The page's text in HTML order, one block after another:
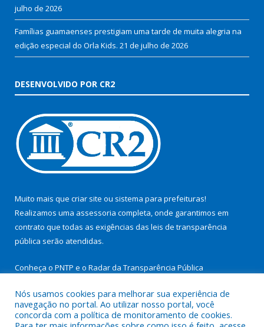
julho de 2026
Famílias guamaenses prestigiam uma tarde de muita alegria na
edição especial do Orla Kids. 21 de julho de 2026
DESENVOLVIDO POR CR2
Muito mais que criar site ou sistema para prefeituras!
Realizamos uma assessoria completa, onde garantimos em
contrato que todas as exigências das leis de transparência
pública serão atendidas.
Conheça o PNTP e o Radar da Transparência Pública
Nós usamos cookies para melhorar sua experiência de
navegação no portal. Ao utilizar nosso portal, você
concorda com a política de monitoramento de cookies.